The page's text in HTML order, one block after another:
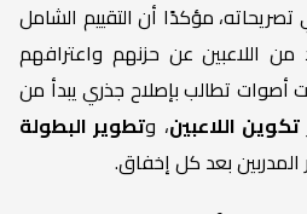
مؤكدًا أن التقييم الشامل
اللاعبين عن حزنهم واعترافهم
أصوات تطالب بإصلاح جذري يبدأ من
تكوين اللاعبين، وتطوير البطولة
المدربين بعد كل إخفاق.